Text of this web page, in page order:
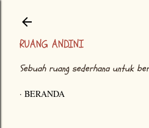
RUANG ANDINI
Sebuah ruang sederhana untuk
BERANDA